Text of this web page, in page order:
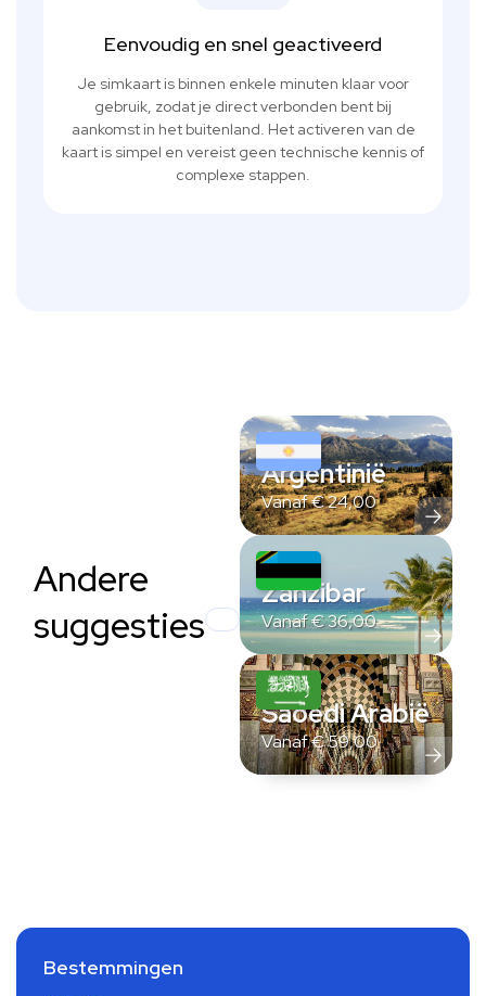
Eenvoudig en snel geactiveerd
Je simkaart is binnen enkele minuten klaar voor
gebruik, zodat je direct verbonden bent bij
aankomst in het buitenland. Het activeren van de
kaart is simpel en vereist geen technische kennis of
complexe stappen.
Andere
suggesties
Argentinië
Vanaf€24,00
Zanzibar
Vanaf€36,00
Saoedi Arabië
Vanaf€59,00
Bestemmingen